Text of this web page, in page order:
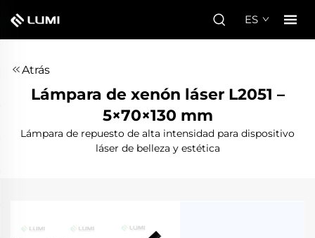
ES
Atrás
Lámpara de xenón láser L2051 –
5×70×130 mm
Lámpara de repuesto de alta intensidad para dispositivo
láser de belleza y estética